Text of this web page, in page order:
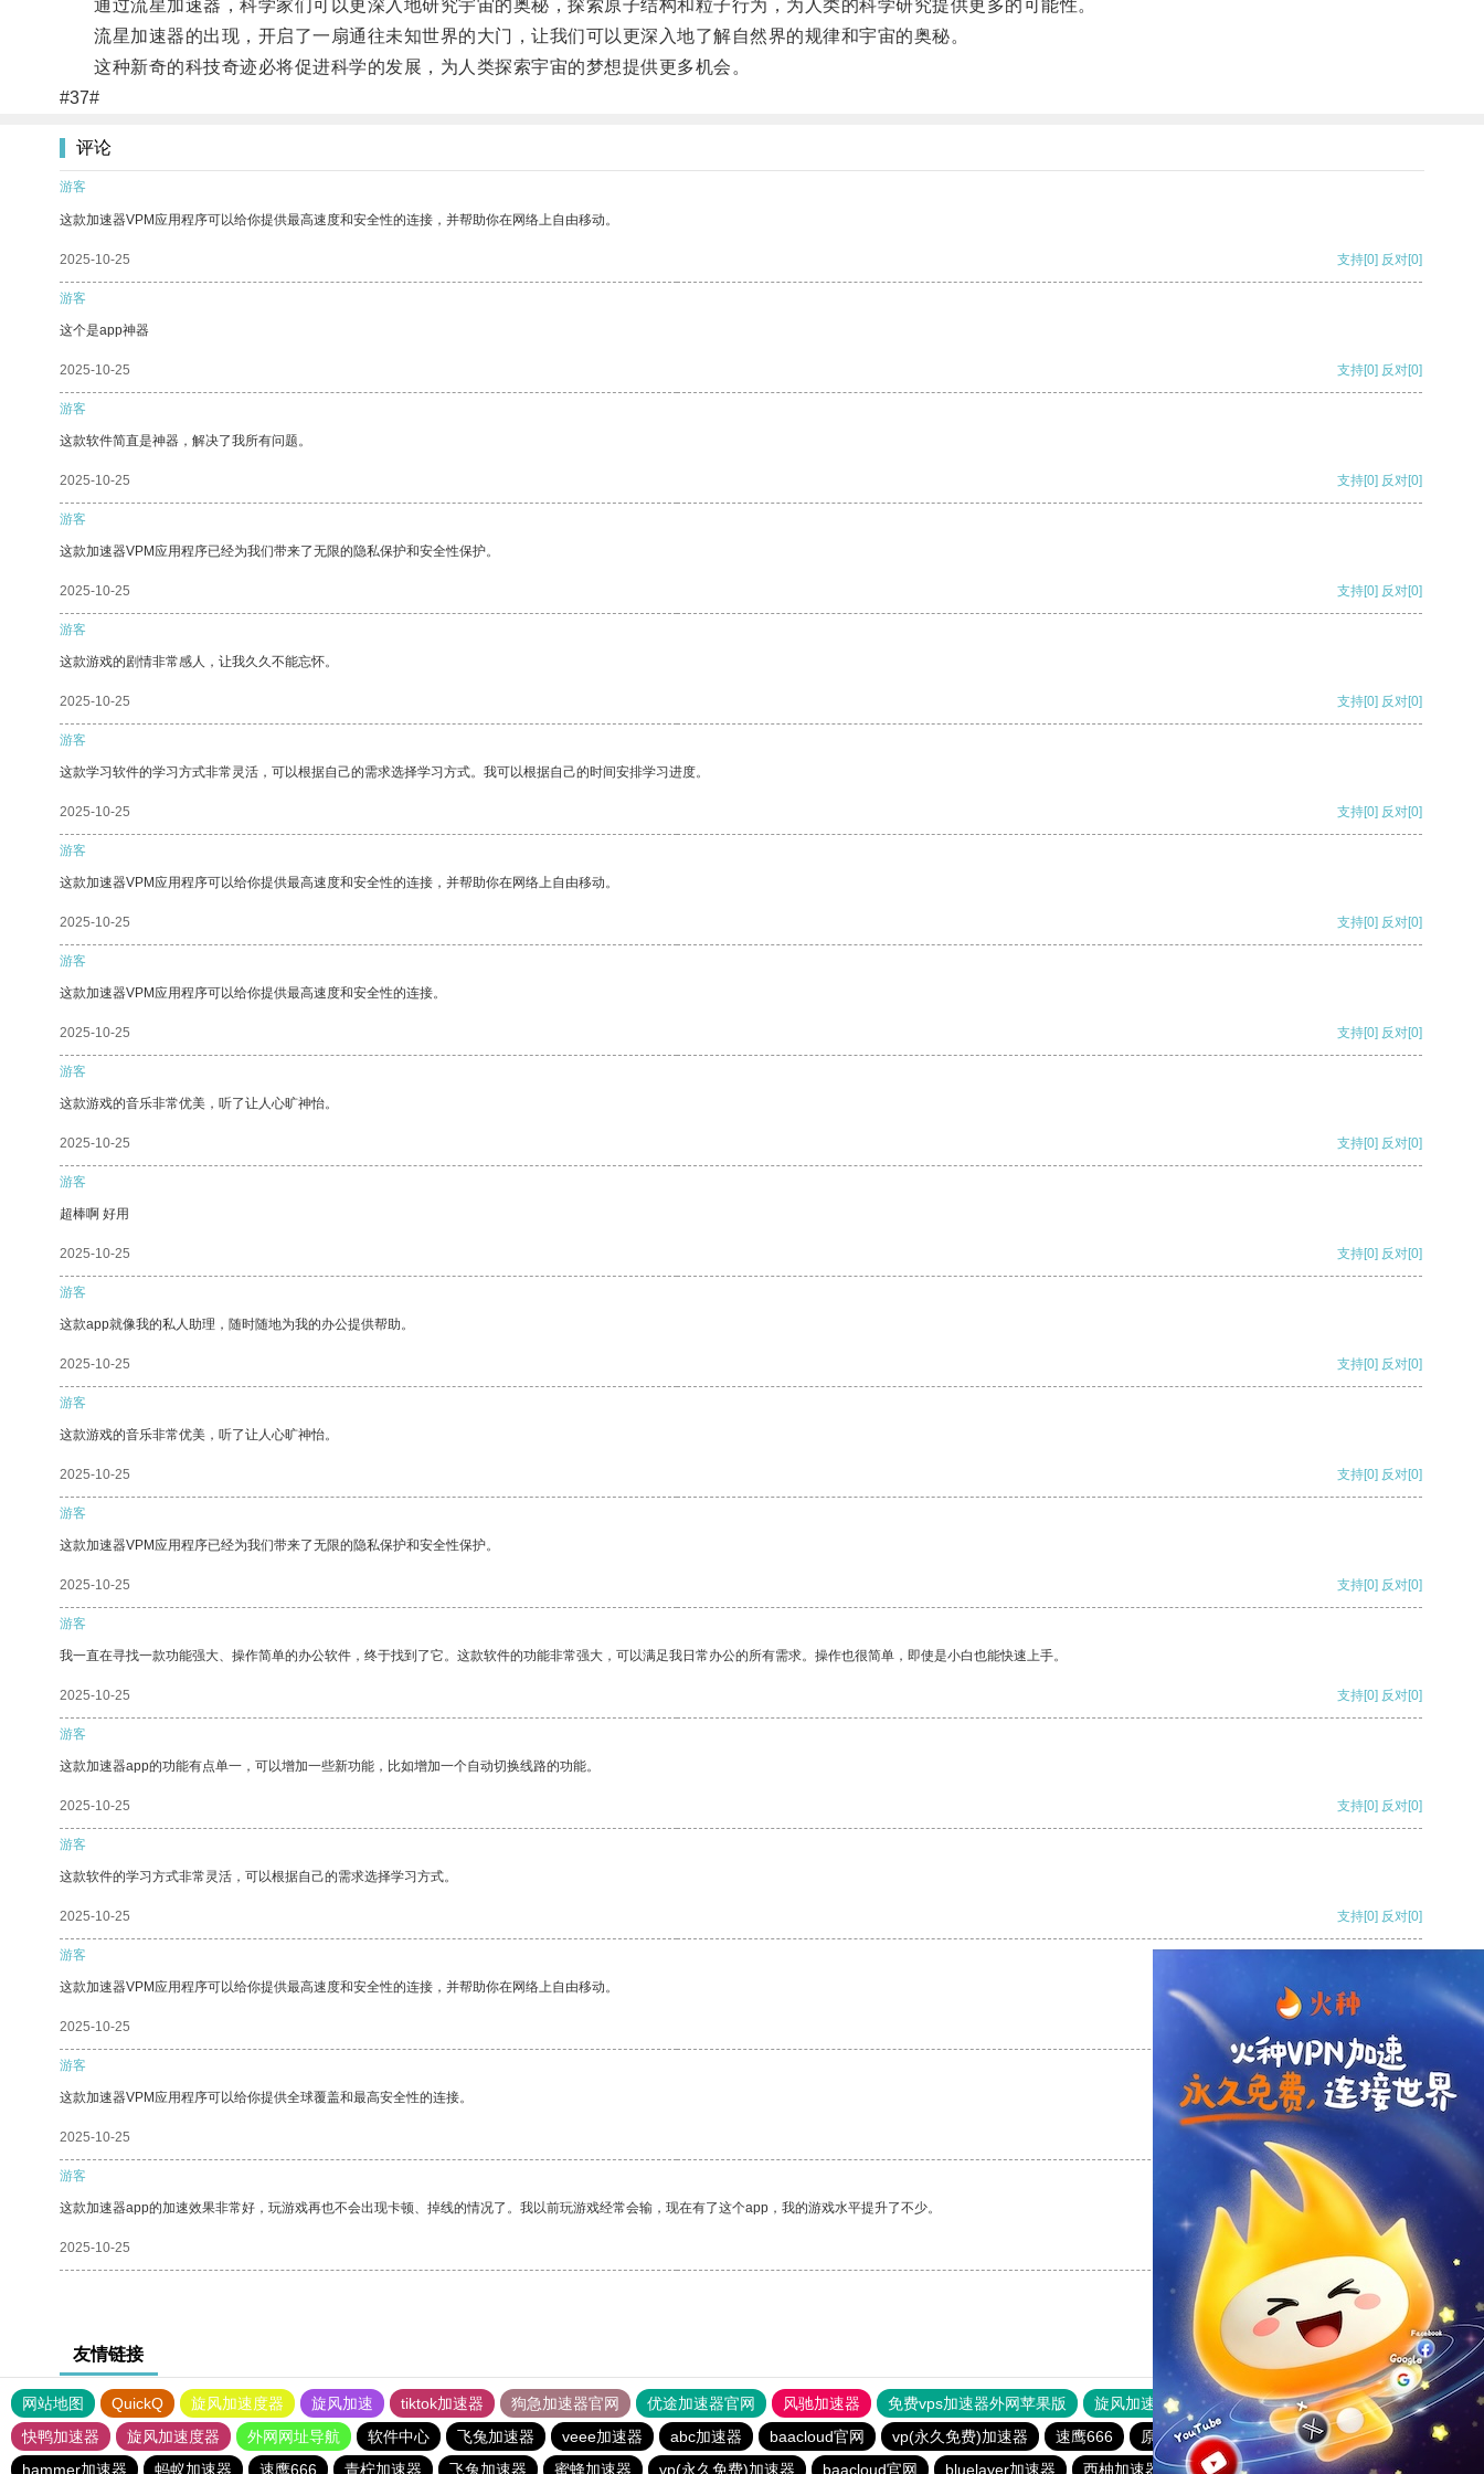
通过流星加速器，科学家们可以更深入地研究宇宙的奥秘，探索原子结构和粒子行为，为人类的科学研究提供更多的可能性。
流星加速器的出现，开启了一扇通往未知世界的大门，让我们可以更深入地了解自然界的规律和宇宙的奥秘。
这种新奇的科技奇迹必将促进科学的发展，为人类探索宇宙的梦想提供更多机会。
#37#
评论
游客
这款加速器VPM应用程序可以给你提供最高速度和安全性的连接，并帮助你在网络上自由移动。
2025-10-25 支持[0] 反对[0]
游客
这个是app神器
2025-10-25 支持[0] 反对[0]
游客
这款软件简直是神器，解决了我所有问题。
2025-10-25 支持[0] 反对[0]
游客
这款加速器VPM应用程序已经为我们带来了无限的隐私保护和安全性保护。
2025-10-25 支持[0] 反对[0]
游客
这款游戏的剧情非常感人，让我久久不能忘怀。
2025-10-25 支持[0] 反对[0]
游客
这款学习软件的学习方式非常灵活，可以根据自己的需求选择学习方式。我可以根据自己的时间安排学习进度。
2025-10-25 支持[0] 反对[0]
游客
这款加速器VPM应用程序可以给你提供最高速度和安全性的连接，并帮助你在网络上自由移动。
2025-10-25 支持[0] 反对[0]
游客
这款加速器VPM应用程序可以给你提供最高速度和安全性的连接。
2025-10-25 支持[0] 反对[0]
游客
这款游戏的音乐非常优美，听了让人心旷神怡。
2025-10-25 支持[0] 反对[0]
游客
超棒啊 好用
2025-10-25 支持[0] 反对[0]
游客
这款app就像我的私人助理，随时随地为我的办公提供帮助。
2025-10-25 支持[0] 反对[0]
游客
这款游戏的音乐非常优美，听了让人心旷神怡。
2025-10-25 支持[0] 反对[0]
游客
这款加速器VPM应用程序已经为我们带来了无限的隐私保护和安全性保护。
2025-10-25 支持[0] 反对[0]
游客
我一直在寻找一款功能强大、操作简单的办公软件，终于找到了它。这款软件的功能非常强大，可以满足我日常办公的所有需求。操作也很简单，即使是小白也能快速上手。
2025-10-25 支持[0] 反对[0]
游客
这款加速器app的功能有点单一，可以增加一些新功能，比如增加一个自动切换线路的功能。
2025-10-25 支持[0] 反对[0]
游客
这款软件的学习方式非常灵活，可以根据自己的需求选择学习方式。
2025-10-25 支持[0] 反对[0]
游客
这款加速器VPM应用程序可以给你提供最高速度和安全性的连接，并帮助你在网络上自由移动。
2025-10-25
游客
这款加速器VPM应用程序可以给你提供全球覆盖和最高安全性的连接。
2025-10-25 反对
游客
这款加速器app的加速效果非常好，玩游戏再也不会出现卡顿、掉线的情况了。我以前玩游戏经常会输，现在有了这个app，我的游戏水平提升了不少。
2025-10-25 反对[0]
友情链接
网站地图 QuickQ 旋风加速度器 旋风加速 tiktok加速器 狗急加速器官网 优途加速器官网 风驰加速器 免费vps加速器外网苹果版 旋风加速度器 快连加速器
原子加速器
快鸭加速器
旋风加速度器 外网网址导航 软件中心 飞兔加速器 veee加速器 abc加速器 baacloud官网 vp(永久免费)加速器 速鹰666 原子加速器
hammer加速器
hammer加速器
蚂蚁加速器 速鹰666 青柠加速器 飞兔加速器 蜜蜂加速器 vp(永久免费)加速器 baacloud官网 bluelayer加速器 西柚加速器 picacg加速器 风驰加速器